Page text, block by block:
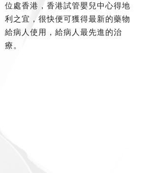
位處香港，香港試管嬰兒中心得地
利之宜，很快便可獲得最新的藥物
給病人使用，給病人最先進的治
療。